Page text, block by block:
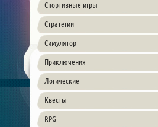
Спортивные игры
Стратегии
Симулятор
Приключения
Логические
Квесты
RPG